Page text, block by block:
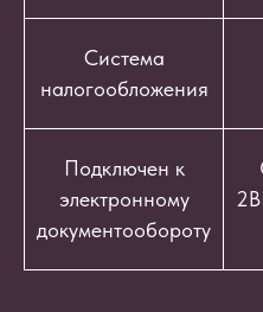
Система
налогообложения
Подключен к
электронному
документообороту